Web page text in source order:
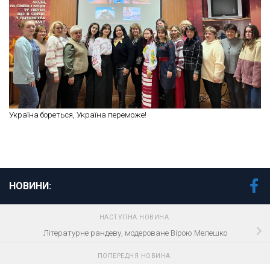
Україна бореться, Україна переможе!
НОВИНИ:
НАСТУПНА НОВИНА
Літературне рандеву, модероване Вірою Мелешко
ПОПЕРЕДНЯ НОВИНА